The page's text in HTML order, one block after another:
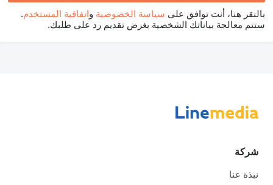
بالنقر هنا، أنت توافق على سياسة الخصوصية واتفاقية المستخدم.
ستتم معالجة بياناتك الشخصية بغرض تقديم رد على طلبك.
شركة
نبذة عنا